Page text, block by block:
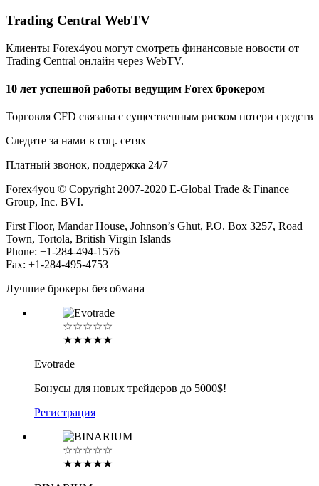
Trading Central WebTV
Клиенты Forex4you могут смотреть финансовые новости от
Trading Central онлайн через WebTV.
10 лет успешной работы ведущим Forex брокером
Торговля CFD связана с существенным риском потери средств
Следите за нами в соц. сетях
Платный звонок, поддержка 24/7
Forex4you © Copyright 2007-2020 E-Global Trade & Finance
Group, Inc. BVI.
First Floor, Mandar House, Johnson’s Ghut, P.O. Box 3257, Road
Town, Tortola, British Virgin Islands
Phone: +1-284-494-1576
Fax: +1-284-495-4753
Лучшие брокеры без обмана
☆☆☆☆☆
★★★★★
Evotrade
Бонусы для новых трейдеров до 5000$!
Регистрация
☆☆☆☆☆
★★★★★